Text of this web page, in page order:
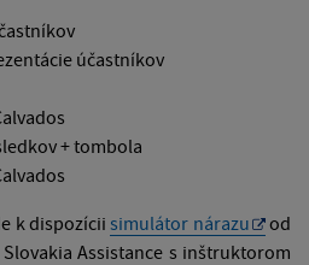
účastníkov
+ tombola
k dispozíciisimulátor nárazu
od
Assistance s inštruktorom